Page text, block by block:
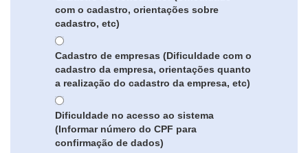
com o cadastro, orientações sobre
cadastro, etc)
Cadastro de empresas (Dificuldade com o
cadastro da empresa, orientações quanto
a realização do cadastro da empresa, etc)
Dificuldade no acesso ao sistema
(Informar número do CPF para
confirmação de dados)